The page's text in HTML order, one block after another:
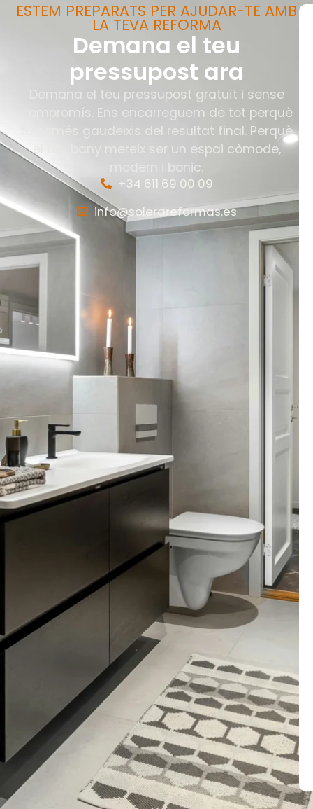
ESTEM PREPARATS PER AJUDAR-TE AMB
LA TEVA REFORMA
Demana el teu
pressupost ara
Demana el teu pressupost gratuït i sense
compromís. Ens encarreguem de tot perquè
tu només gaudeixis del resultat final. Perquè
el teu bany mereix ser un espai còmode,
modern i bonic.
+34 611 69 00 09
info@solerareformas.es